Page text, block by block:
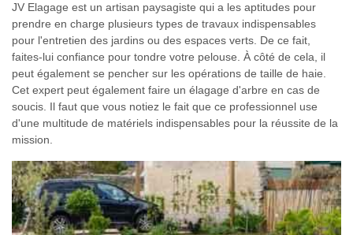
JV Elagage est un artisan paysagiste qui a les aptitudes pour
prendre en charge plusieurs types de travaux indispensables
pour l'entretien des jardins ou des espaces verts. De ce fait,
faites-lui confiance pour tondre votre pelouse. À côté de cela, il
peut également se pencher sur les opérations de taille de haie.
Cet expert peut également faire un élagage d'arbre en cas de
soucis. Il faut que vous notiez le fait que ce professionnel use
d'une multitude de matériels indispensables pour la réussite de la
mission.